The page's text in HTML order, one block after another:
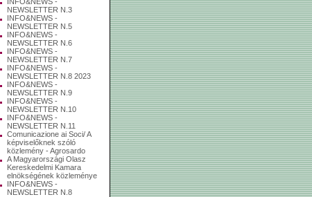
NEWSLETTER N.3
INFO&NEWS -
NEWSLETTER N.5
INFO&NEWS -
NEWSLETTER N.6
INFO&NEWS -
NEWSLETTER N.7
INFO&NEWS -
NEWSLETTER N.8 2023
INFO&NEWS -
NEWSLETTER N.9
INFO&NEWS -
NEWSLETTER N.10
INFO&NEWS -
NEWSLETTER N.11
Comunicazione ai Soci/ A
képviselőknek szóló
közlemény - Agrosardo
A Magyarországi Olasz
Kereskedelmi Kamara
elnökségének közleménye
INFO&NEWS -
NEWSLETTER N.8